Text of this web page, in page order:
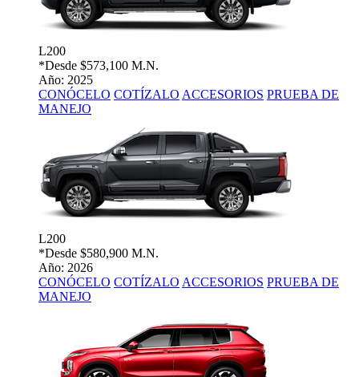
L200
*Desde $573,100 M.N.
Año: 2025
CONÓCELO COTÍZALO ACCESORIOS PRUEBA DE
MANEJO
L200
*Desde $580,900 M.N.
Año: 2026
CONÓCELO COTÍZALO ACCESORIOS PRUEBA DE
MANEJO